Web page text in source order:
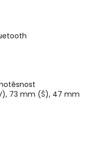
73 mm (Š), 47 mm